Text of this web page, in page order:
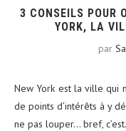
3 CONSEILS POUR
YORK, LA
par
New York est la ville qui
de points d’intérêts à y
ne pas louper… bref,